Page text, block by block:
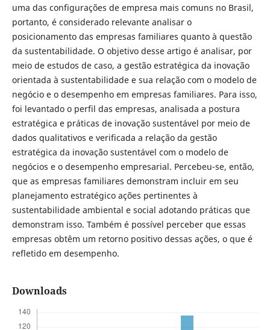
uma das configurações de empresa mais comuns no Brasil,
portanto, é considerado relevante analisar o
posicionamento das empresas familiares quanto à questão
da sustentabilidade. O objetivo desse artigo é analisar, por
meio de estudos de caso, a gestão estratégica da inovação
orientada à sustentabilidade e sua relação com o modelo de
negócio e o desempenho em empresas familiares. Para isso,
foi levantado o perfil das empresas, analisada a postura
estratégica e práticas de inovação sustentável por meio de
dados qualitativos e verificada a relação da gestão
estratégica da inovação sustentável com o modelo de
negócios e o desempenho empresarial. Percebeu-se, então,
que as empresas familiares demonstram incluir em seu
planejamento estratégico ações pertinentes à
sustentabilidade ambiental e social adotando práticas que
demonstram isso. Também é possível perceber que essas
empresas obtêm um retorno positivo dessas ações, o que é
refletido em desempenho.
Downloads